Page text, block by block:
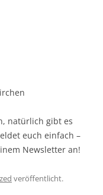
natürlich gibt es
euch einfach –
Newsletter an!
veröffentlicht.